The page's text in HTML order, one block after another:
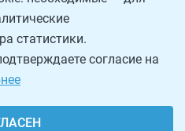
статистики.
согласие на